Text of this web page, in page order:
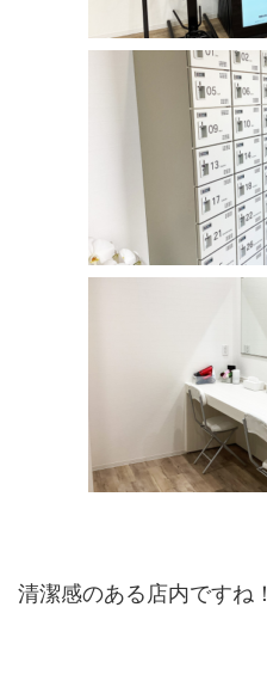
清潔感のある店内ですね！